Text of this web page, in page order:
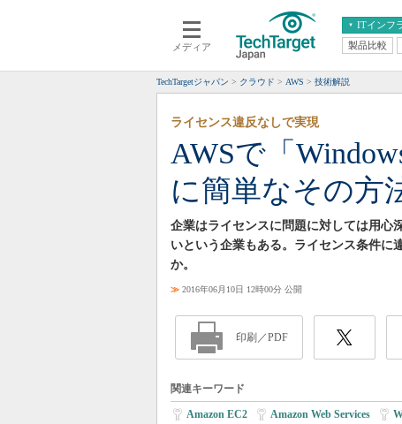
メディア
ITインフ
クラウド
スマートモバイル
ネットワーク
システム運用管理
エンタープライズ
ERP
情報系システム
製品比較
TechTargetジャパン クラウド AWS 技術解説
AWSで「
に簡単なその方
ライセンス違反なしで実現
企業はライセンスに問題に対しては用心
いという企業もある。ライセンス条件に
か。
≫ 2016年06月10日 12時00分 公開
印刷／PDF
関連キーワード
Amazon EC2 Amazon Web Services